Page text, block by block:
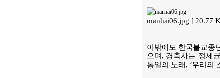
manhai06.jpg [ 20.77
이밖에도 한국불교종
으며, 경축사는 정세
통일의 노래, ‘우리의